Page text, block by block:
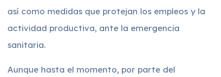
así como medidas que protejan los empleos y la
actividad productiva, ante la emergencia
sanitaria.
Aunque hasta el momento, por parte del